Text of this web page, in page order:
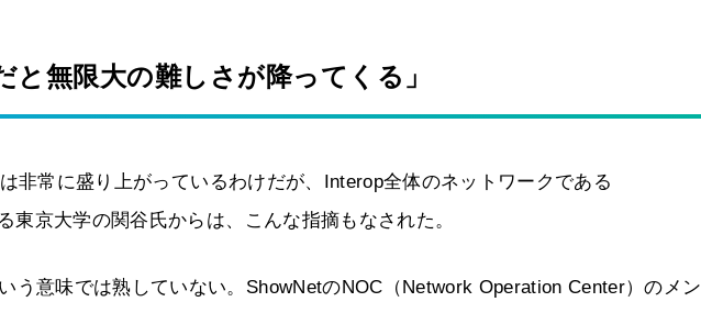
と無限大の難しさが降ってくる」
非常に盛り上がっているわけだが、Interop全体のネットワークである
東京大学の関谷氏からは、こんな指摘もなされた。
う意味では熟していない。ShowNetのNOC（Network Operation Center）のメン